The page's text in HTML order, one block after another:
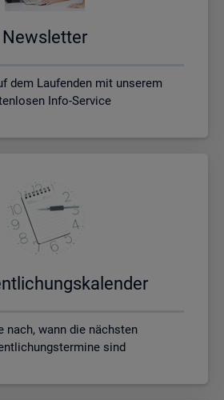
News­let­ter
dem Laufenden mit unserem
Info-Service
nach, wann die nächsten
sind